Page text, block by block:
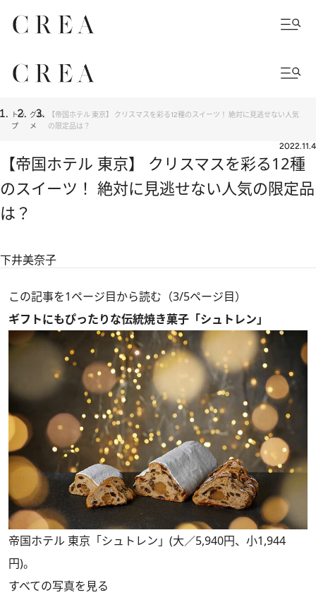
トッ
プ
グル
メ
【帝国ホテル 東京】 クリスマスを彩る12種のスイーツ！ 絶対に見逃せない人気
の限定品は？
2022.11.4
【帝国ホテル 東京】 クリスマスを彩る12種
のスイーツ！ 絶対に見逃せない人気の限定品
は？
下井美奈子
この記事を1ページ目から読む（3/5ページ目）
ギフトにもぴったりな伝統焼き菓子「シュトレン」
帝国ホテル 東京「シュトレン」(大／5,940円、小1,944
円)。
すべての写真を見る